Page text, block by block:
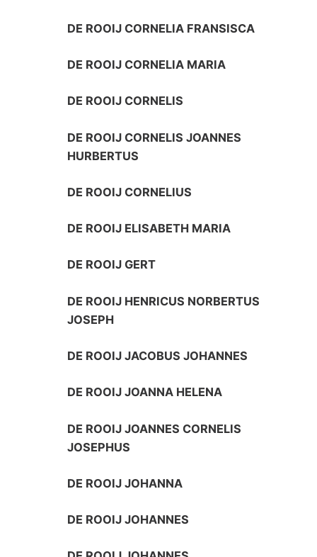
DE ROOIJ CORNELIA FRANSISCA
DE ROOIJ CORNELIA MARIA
DE ROOIJ CORNELIS
DE ROOIJ CORNELIS JOANNES
HURBERTUS
DE ROOIJ CORNELIUS
DE ROOIJ ELISABETH MARIA
DE ROOIJ GERT
DE ROOIJ HENRICUS NORBERTUS
JOSEPH
DE ROOIJ JACOBUS JOHANNES
DE ROOIJ JOANNA HELENA
DE ROOIJ JOANNES CORNELIS
JOSEPHUS
DE ROOIJ JOHANNA
DE ROOIJ JOHANNES